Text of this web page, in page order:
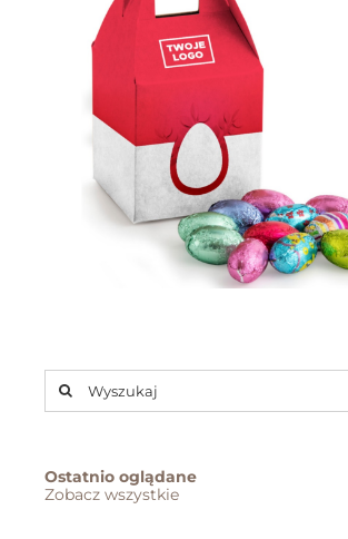
Szukaj
Ostatnio oglądane
Zobacz wszystkie